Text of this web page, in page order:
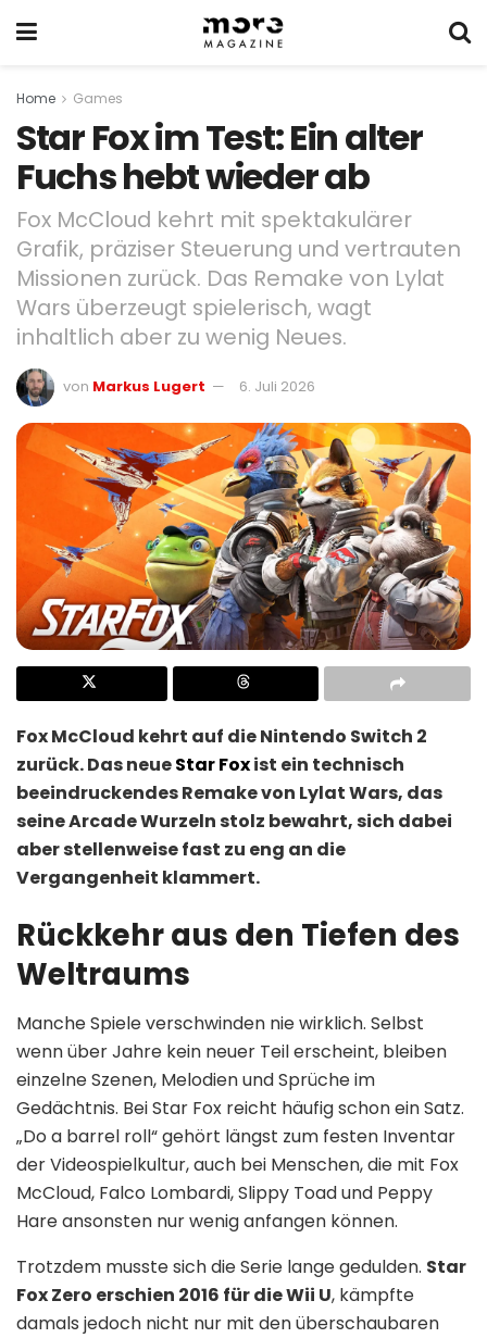
Home Games
Star Fox im Test: Ein alter
Fuchs hebt wieder ab
Fox McCloud kehrt mit spektakulärer
Grafik, präziser Steuerung und vertrauten
Missionen zurück. Das Remake von Lylat
Wars überzeugt spielerisch, wagt
inhaltlich aber zu wenig Neues.
von Markus Lugert 6. Juli 2026
Fox McCloud kehrt auf die Nintendo Switch 2
zurück. Das neueStar Foxist ein technisch
beeindruckendes Remake von Lylat Wars, das
seine Arcade Wurzeln stolz bewahrt, sich dabei
aber stellenweise fast zu eng an die
Vergangenheit klammert.
Rückkehr aus den Tiefen des
Weltraums
Manche Spiele verschwinden nie wirklich. Selbst
wenn über Jahre kein neuer Teil erscheint, bleiben
einzelne Szenen, Melodien und Sprüche im
Gedächtnis. Bei Star Fox reicht häufig schon ein Satz.
„Do a barrel roll“ gehört längst zum festen Inventar
der Videospielkultur, auch bei Menschen, die mit Fox
McCloud, Falco Lombardi, Slippy Toad und Peppy
Hare ansonsten nur wenig anfangen können.
Trotzdem musste sich die Serie lange gedulden. Star
Fox Zero erschien 2016 für die Wii U, kämpfte
damals jedoch nicht nur mit den überschaubaren